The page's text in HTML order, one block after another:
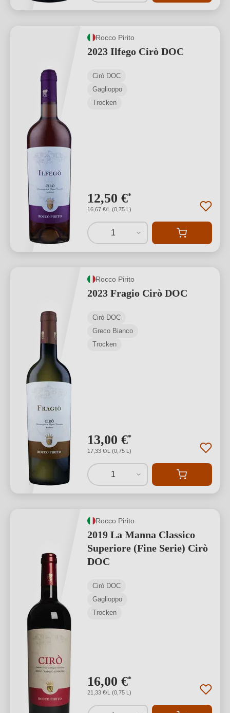
Rocco Pirito
2023 Ilfego Cirò DOC
Cirò DOC
Gaglioppo
Trocken
12,50 €*
16,67 €/L (0,75 L)
1
Rocco Pirito
2023 Fragio Cirò DOC
Cirò DOC
Greco Bianco
Trocken
13,00 €*
17,33 €/L (0,75 L)
1
Rocco Pirito
2019 La Manna Classico
Superiore (Fine Serie) Cirò
DOC
Cirò DOC
Gaglioppo
Trocken
16,00 €*
21,33 €/L (0,75 L)